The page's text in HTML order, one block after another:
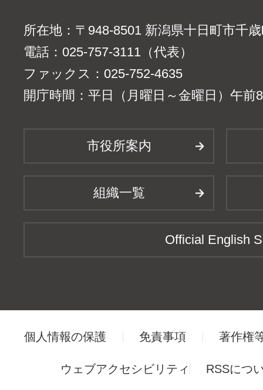
所在地：〒948-8501 新潟県十日町市千
電話：025-757-3111（代表）
ファックス：025-752-4635
開庁時間：平日（月曜日～金曜日）午前
市役所案内
組織一覧
Official English
個人情報の保護 免責事項 著作権
ウェブアクセシビリティ RSSにつ